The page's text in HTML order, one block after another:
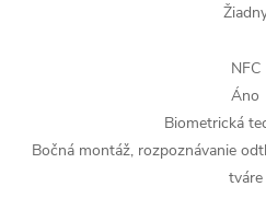
NFC
Áno
Biometrická
Bočná montáž, rozpoznávanie
tváre